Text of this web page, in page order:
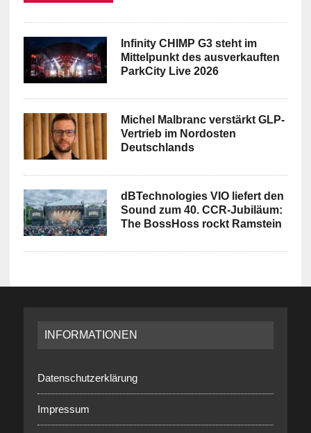
Infinity CHIMP G3 steht im
Mittelpunkt des ausverkauften
ParkCity Live 2026
Michel Malbranc verstärkt GLP-
Vertrieb im Nordosten
Deutschlands
dBTechnologies VIO liefert den
Sound zum 40. CCR-Jubiläum:
The BossHoss rockt Ramstein
INFORMATIONEN
Datenschutzerklärung
Impressum